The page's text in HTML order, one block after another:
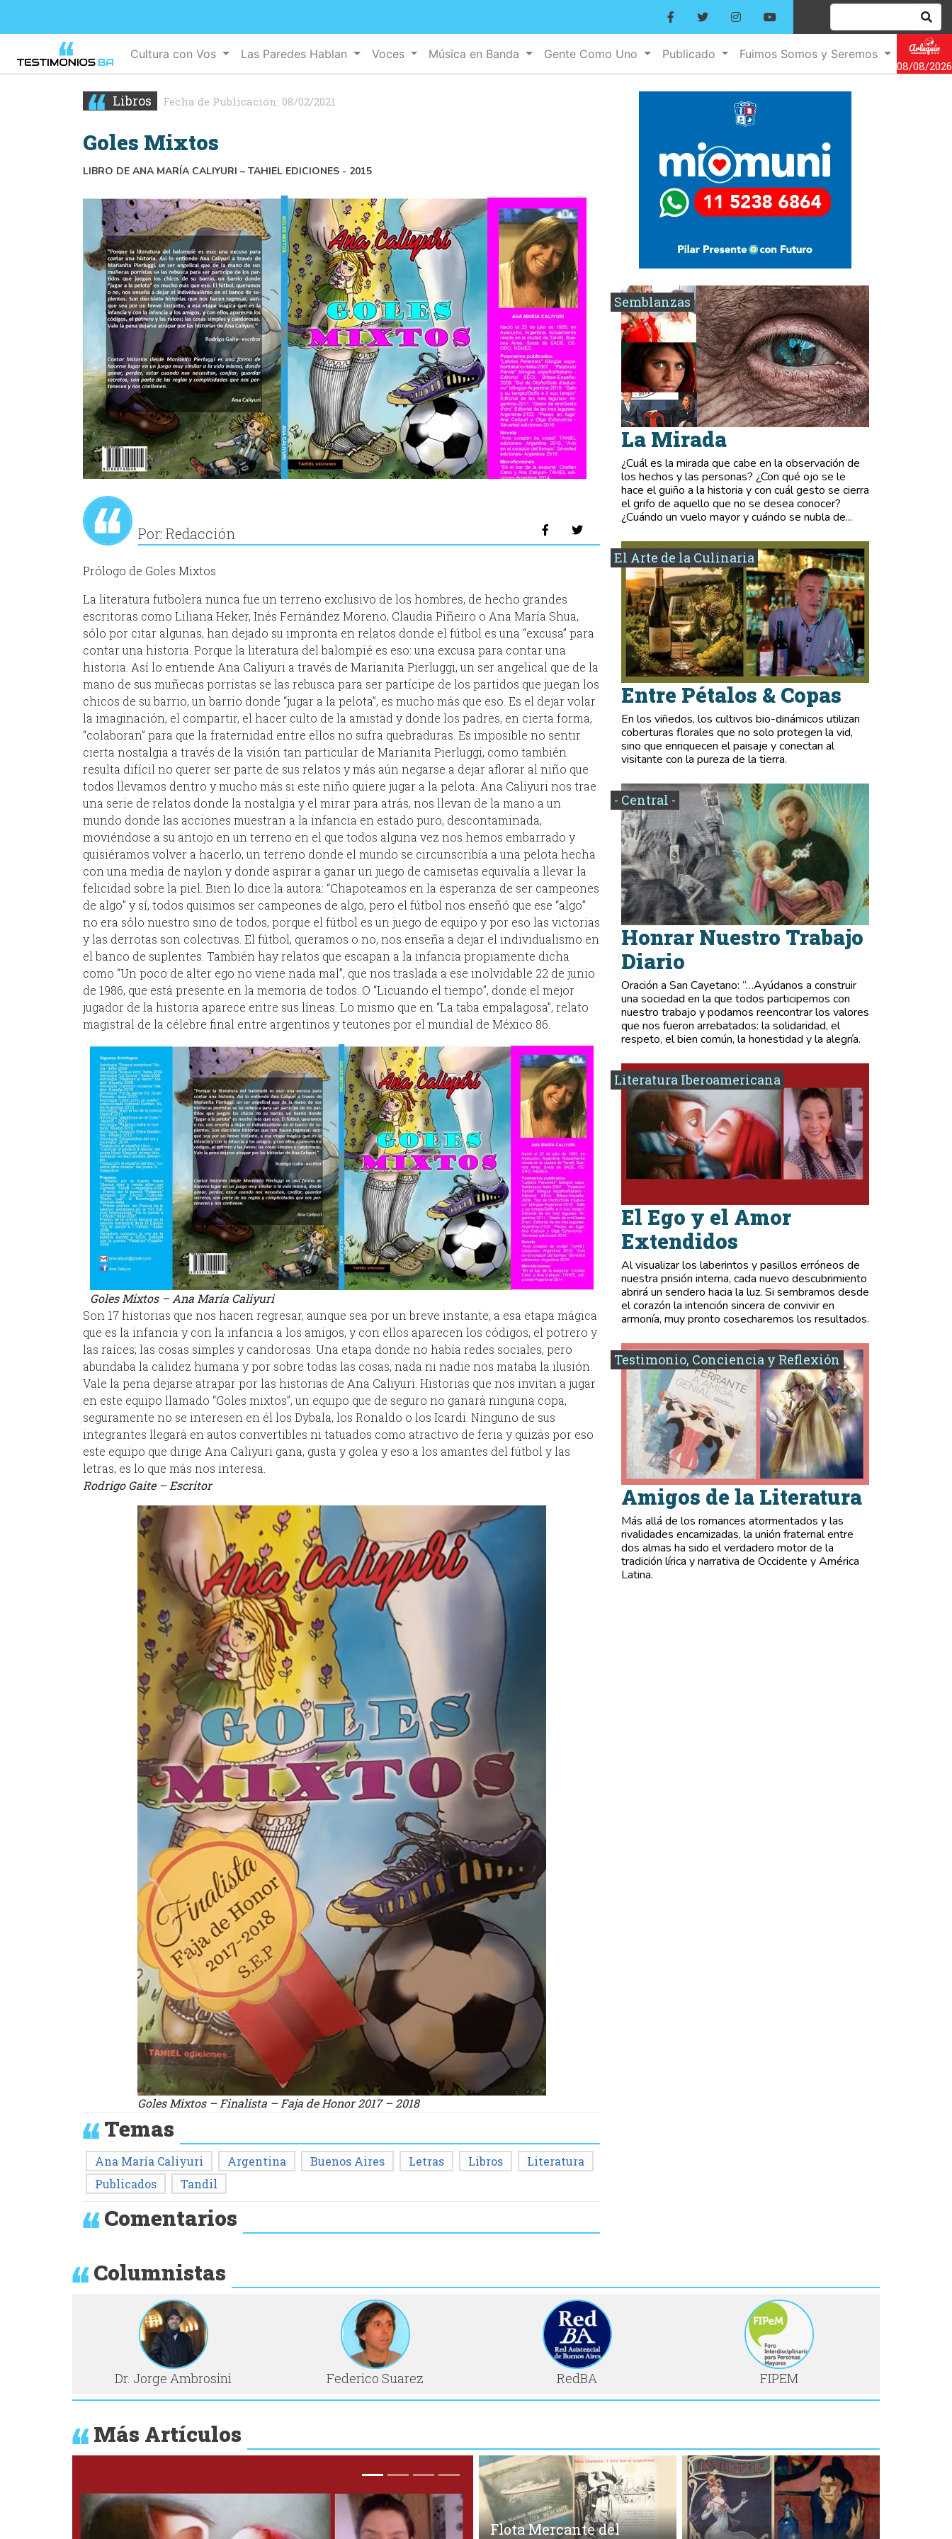
Cultura con Vos Las Paredes Hablan Voces Música en Banda Gente Como Uno Publicado
Fuimos Somos y Seremos
08/08/2026
Libros Fecha de Publicación: 08/02/2021
Goles Mixtos
LIBRO DE ANA MARÍA CALIYURI – TAHIEL EDICIONES - 2015
Por: Redacción
Prólogo de Goles Mixtos
La literatura futbolera nunca fue un terreno exclusivo de los hombres, de hecho grandes
escritoras como Liliana Heker, Inés Fernández Moreno, Claudia Piñeiro o Ana María Shua,
sólo por citar algunas, han dejado su impronta en relatos donde el fútbol es una “excusa” para
contar una historia. Porque la literatura del balompié es eso: una excusa para contar una
historia. Así lo entiende Ana Caliyuri a través de Marianita Pierluggi, un ser angelical que de la
mano de sus muñecas porristas se las rebusca para ser partícipe de los partidos que juegan los
chicos de su barrio, un barrio donde “jugar a la pelota”, es mucho más que eso. Es el dejar volar
la imaginación, el compartir, el hacer culto de la amistad y donde los padres, en cierta forma,
“colaboran” para que la fraternidad entre ellos no sufra quebraduras. Es imposible no sentir
cierta nostalgia a través de la visión tan particular de Marianita Pierluggi, como también
resulta difícil no querer ser parte de sus relatos y más aún negarse a dejar aflorar al niño que
todos llevamos dentro y mucho más si este niño quiere jugar a la pelota. Ana Caliyuri nos trae
una serie de relatos donde la nostalgia y el mirar para atrás, nos llevan de la mano a un
mundo donde las acciones muestran a la infancia en estado puro, descontaminada,
moviéndose a su antojo en un terreno en el que todos alguna vez nos hemos embarrado y
quisiéramos volver a hacerlo, un terreno donde el mundo se circunscribía a una pelota hecha
con una media de naylon y donde aspirar a ganar un juego de camisetas equivalía a llevar la
felicidad sobre la piel. Bien lo dice la autora: “Chapoteamos en la esperanza de ser campeones
de algo” y sí, todos quisimos ser campeones de algo, pero el fútbol nos enseñó que ese “algo”
no era sólo nuestro sino de todos, porque el fútbol es un juego de equipo y por eso las victorias
y las derrotas son colectivas. El fútbol, queramos o no, nos enseña a dejar el individualismo en
el banco de suplentes. También hay relatos que escapan a la infancia propiamente dicha
como “Un poco de alter ego no viene nada mal”, que nos traslada a ese inolvidable 22 de junio
de 1986, que está presente en la memoria de todos. O “Licuando el tiempo”, donde el mejor
jugador de la historia aparece entre sus líneas. Lo mismo que en “La taba empalagosa”, relato
magistral de la célebre final entre argentinos y teutones por el mundial de México 86.
Goles Mixtos – Ana María Caliyuri
Son 17 historias que nos hacen regresar, aunque sea por un breve instante, a esa etapa mágica
que es la infancia y con la infancia a los amigos, y con ellos aparecen los códigos, el potrero y
las raíces; las cosas simples y candorosas. Una etapa donde no había redes sociales, pero
abundaba la calidez humana y por sobre todas las cosas, nada ni nadie nos mataba la ilusión.
Vale la pena dejarse atrapar por las historias de Ana Caliyuri. Historias que nos invitan a jugar
en este equipo llamado “Goles mixtos”, un equipo que de seguro no ganará ninguna copa,
seguramente no se interesen en él los Dybala, los Ronaldo o los Icardi. Ninguno de sus
integrantes llegará en autos convertibles ni tatuados como atractivo de feria y quizás por eso
este equipo que dirige Ana Caliyuri gana, gusta y golea y eso a los amantes del fútbol y las
letras, es lo que más nos interesa.
Rodrigo Gaite – Escritor
Goles Mixtos – Finalista – Faja de Honor 2017 – 2018
Temas
Ana María Caliyuri Argentina Buenos Aires Letras Libros
Literatura
Publicados
Tandil
Comentarios
Semblanzas
La Mirada
¿Cuál es la mirada que cabe en la observación de
los hechos y las personas? ¿Con qué ojo se le
hace el guiño a la historia y con cuál gesto se cierra
el grifo de aquello que no se desea conocer?
¿Cuándo un vuelo mayor y cuándo se nubla de...
El Arte de la Culinaria
Entre Pétalos & Copas
En los viñedos, los cultivos bio-dinámicos utilizan
coberturas florales que no solo protegen la vid,
sino que enriquecen el paisaje y conectan al
visitante con la pureza de la tierra.
- Central -
Honrar Nuestro Trabajo
Diario
Oración a San Cayetano: “…Ayúdanos a construir
una sociedad en la que todos participemos con
nuestro trabajo y podamos reencontrar los valores
que nos fueron arrebatados: la solidaridad, el
respeto, el bien común, la honestidad y la alegría.
Literatura Iberoamericana
El Ego y el Amor
Extendidos
Al visualizar los laberintos y pasillos erróneos de
nuestra prisión interna, cada nuevo descubrimiento
abrirá un sendero hacia la luz. Si sembramos desde
el corazón la intención sincera de convivir en
armonía, muy pronto cosecharemos los resultados.
Testimonio, Conciencia y Reflexión
Amigos de la Literatura
Más allá de los romances atormentados y las
rivalidades encarnizadas, la unión fraternal entre
dos almas ha sido el verdadero motor de la
tradición lírica y narrativa de Occidente y América
Latina.
Columnistas
Dr. Jorge Ambrosini Federico Suarez RedBA FIPEM
Más Artículos
Flota Mercante del